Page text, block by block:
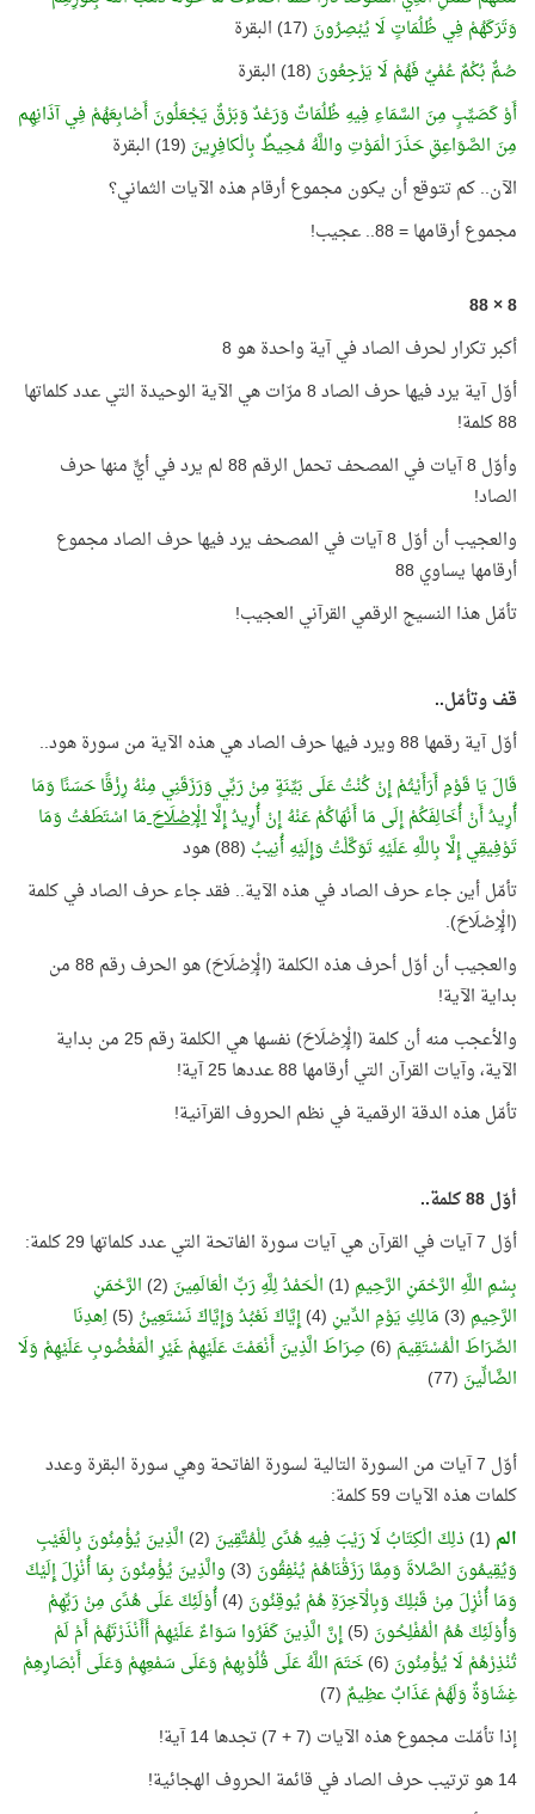
وَتَرَكَهُمْ فِي ظُلُمَاتٍ لَا يُبْصِرُونَ (17) البقرة
صُمٌّ بُكْمٌ عُمْيٌ فَهُمْ لَا يَرْجِعُونَ (18) البقرة
أَوْ كَصَيِّبٍ مِنَ السَّمَاءِ فِيهِ ظُلُمَاتٌ وَرَعْدٌ وَبَرْقٌ يَجْعَلُونَ أَصْابِعَهُمْ فِي آذَانِهِم
مِنَ الصَّوَاعِقِ حَذَرَ الْمَوْتِ واللَّهُ مُحِيطٌ بِالْكافِرِينَ (19) البقرة
الآن.. كم تتوقع أن يكون مجموع أرقام هذه الآيات الثماني؟
مجموع أرقامها = 88.. عجيب!
8 × 88
أكبر تكرار لحرف الصاد في آية واحدة هو 8
أوّل آية يرد فيها حرف الصاد 8 مرّات هي الآية الوحيدة التي عدد كلماتها
88 كلمة
!
وأوّل 8 آيات في المصحف تحمل الرقم 88 لم يرد في أيٍّ منها حرف
الصاد!
والعجيب أن أوّل 8 آيات في المصحف يرد فيها حرف الصاد مجموع
أرقامها يساوي 88
تأمّل هذا النسيج الرقمي القرآني العجيب!
قف وتأمّل..
أوّل آية رقمها 88 ويرد فيها حرف الصاد هي هذه الآية من سورة هود..
قَالَ يَا قَوْمِ أَرَأَيْتُمْ إِنْ كُنْتُ عَلَى بَيِّنَةٍ مِنْ رَبِّي وَرَزَقَنِي مِنْهُ رِزْقًا حَسَنًا وَمَا
أُرِيدُ أَنْ أُخَالِفَكُمْ إِلَى مَا أَنْهَاكُمْ عَنْهُ إِنْ أُرِيدُ إِلَّاالْإِصْلَاحَمَا اسْتَطَعْتُ وَمَا
تَوْفِيقِي إِلَّا بِاللَّهِ عَلَيْهِ تَوَكَّلْتُ وَإِلَيْهِ أُنِيبُ (88) هود
تأمّل أين جاء حرف الصاد في هذه الآية.. فقد جاء حرف الصاد في كلمة
(الْإِصْلَاحَ).
والعجيب أن أوّل أحرف هذه الكلمة (الْإِصْلَاحَ) هو الحرف رقم 88 من
بداية الآية!
والأعجب منه أن كلمة (الْإِصْلَاحَ) نفسها هي الكلمة رقم 25 من بداية
الآية، وآيات القرآن التي أرقامها 88 عددها 25 آية!
تأمّل هذه الدقة الرقمية في نظم الحروف القرآنية!
أوّل 88 كلمة..
أوّل 7 آيات في القرآن هي آيات سورة الفاتحة التي عدد كلماتها 29 كلمة:
بِسْمِ اللَّهِ الرَّحْمَنِ الرَّحِيمِ (1) الْحَمْدُ لِلَّهِ رَبِّ الْعَالَمِينَ (2)
الرَّحْمَنِ
الرَّحِيمِ (3) مَالِكِ يَوْمِ الدِّينِ (4) إِيَّاكَ نَعْبُدُ وَإِيَّاكَ نَسْتَعِينُ (5)
اِهدِنَا
الصِّرَاطَ الْمُسْتَقِيمَ (6)
صِرَاطَ الَّذِينَ أَنْعَمْتَ عَلَيْهِمْ غَيْرِ الْمَغْضُوبِ عَلَيْهِمْ وَلَا
الضَّالِّينَ (77)
أوّل 7 آيات من السورة التالية لسورة الفاتحة وهي سورة البقرة وعدد
كلمات هذه الآيات 59 كلمة:
الم (1) ذلِكَ الْكِتَابُ لَا رَيْبَ فِيهِ هُدًى لِلْمُتَّقِينَ (2)
الَّذِينَ يُؤْمِنُونَ بِالْغَيْبِ
وَيُقِيمُونَ الصَّلاةَ وَمِمَّا رَزَقْنَاهُمْ يُنْفِقُونَ (3)
والَّذِينَ يُؤْمِنُونَ بِمَا أُنْزِلَ إِلَيْكَ
وَمَا أُنْزِلَ مِنْ قَبْلِكَ وَبِالْآخِرَةِ هُمْ يُوقِنُونَ (4)
أُوْلَئِكَ عَلَى هُدًى مِنْ رَبِّهِمْ
وَأُوْلَئِكَ هُمُ الْمُفْلِحُونَ (5)
إِنَّ الَّذِينَ كَفَرُوا سَوَاءٌ عَلَيْهِمْ أَأَنْذَرْتَهُمْ أَمْ لَمْ
تُنْذِرْهُمْ لَا يُؤْمِنُونَ (6)
خَتَمَ اللَّهُ عَلَى قُلُوْبِهمْ وَعَلَى سَمْعِهِمْ وَعَلَى أَبْصَارِهِمْ
غِشَاوَةٌ وَلَهُمْ عَذَابٌ عظِيمٌ (7)
إذا تأمّلت مجموع هذه الآيات (7 + 7) تجدها 14 آية!
14 هو ترتيب حرف الصاد في قائمة الحروف الهجائية!